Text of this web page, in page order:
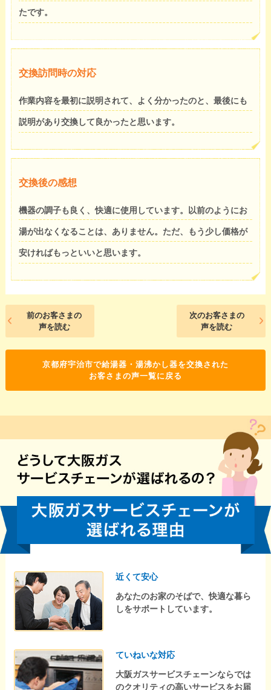
たです。
交換訪問時の対応
作業内容を最初に説明されて、よく分かったのと、最後にも
説明があり交換して良かったと思います。
交換後の感想
機器の調子も良く、快適に使用しています。以前のようにお
湯が出なくなることは、ありません。ただ、もう少し価格が
安ければもっといいと思います。
前のお客さまの
声を読む
次のお客さまの
声を読む
京都府宇治市で給湯器・湯沸かし器を交換された
お客さまの声一覧に戻る
近くて安心
あなたのお家のそばで、快適な暮ら
しをサポートしています。
ていねいな対応
大阪ガスサービスチェーンならでは
のクオリティの高いサービスをお届